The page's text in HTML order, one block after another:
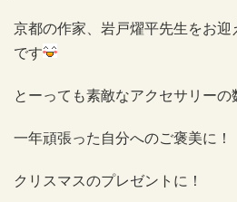
京都の作家、岩戸燿平先生をお
です
とーっても素敵なアクセサリーの
一年頑張った自分へのご褒美に！
クリスマスのプレゼントに！